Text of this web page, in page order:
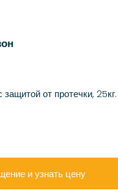
от протечки, 25кг.
и узнать цену